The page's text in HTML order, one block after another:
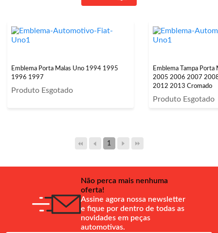
Emblema Porta Malas Uno 1994 1995
1996 1997
Produto Esgotado
Emblema Tampa
2005 2006 2007
2012 2013 Cromado
Produto Esgotado
1
Não perca mais nenhuma
oferta!
Assine agora nossa newsletter
e fique por dentro de todas as
novidades em peças
automotivas.